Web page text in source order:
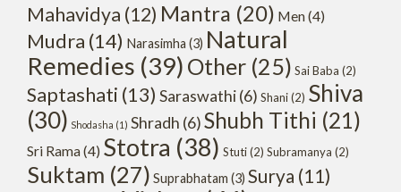
Mahavidya (12) Mantra (20) Men(4)
Mudra (14) Narasimha (3) Natural
Remedies (39) Other (25) Sai Baba (2)
Saptashati (13) Saraswathi(6) Shani(2) Shiva
(30) Shodasha (1) Shradh (6)Shubh Tithi (21)
Sri Rama(4) Stotra (38) Stuti(2) Subramanya (2)
Suktam (27) Suprabhatam (3) Surya (11)